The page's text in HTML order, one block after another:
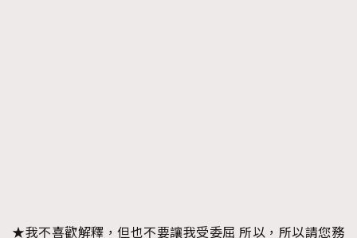
★我不喜歡解釋，但也不要讓我受委屈 所以，所以請您務